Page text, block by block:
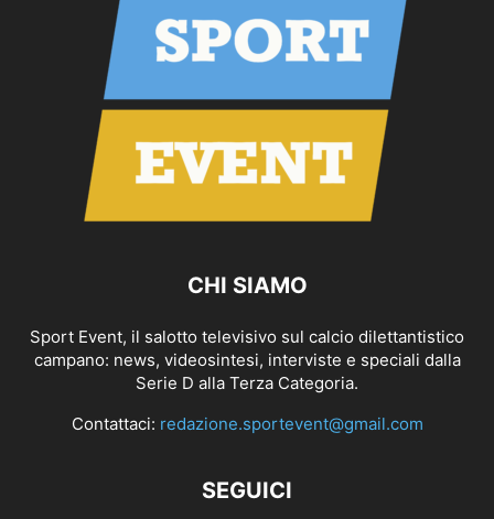
CHI SIAMO
Sport Event, il salotto televisivo sul calcio dilettantistico
campano: news, videosintesi, interviste e speciali dalla
Serie D alla Terza Categoria.
Contattaci: redazione.sportevent@gmail.com
SEGUICI